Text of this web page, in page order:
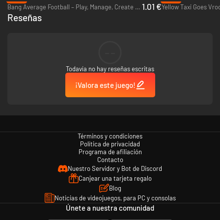
• Legendary players used as reference
• Up to 4 players on local multiplayer
• International Cup mode and league
• 52 national teams
• 28 hand-drawn managers
• Humor – football managers and simulators are boring. Let’s bring back
fun to football!
Bang Average Football – Play, Manage, Create - PC & Mac (Steam) 1.01 €Yellow Taxi Goes
Reseñas
Todavía no hay reseñas escritas
¡Valora este juego!
Términos y condiciones
Política de privacidad
Programa de afiliación
Contacto
Nuestro Servidor y Bot de Discord
Canjear una tarjeta regalo
Blog
Noticias de videojuegos, para PC y consolas
Únete a nuestra comunidad